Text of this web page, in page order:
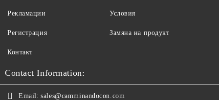
Рекламации
Регистрация
Контакт
Условия
Замяна на продукт
Contact Information:
Email: sales@camminandocon.com